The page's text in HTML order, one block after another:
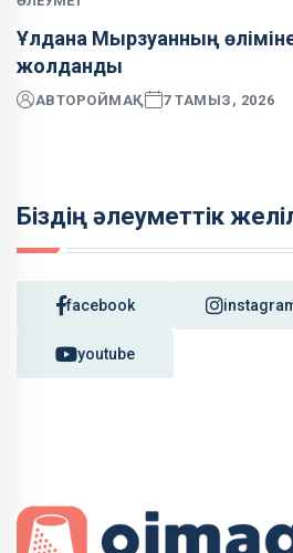
Ұлдана Мырзуанның
жолданды
АВТОРОЙМАҚ 7 ТАМЫЗ, 2026
Біздің әлеуметтік
facebook
youtube